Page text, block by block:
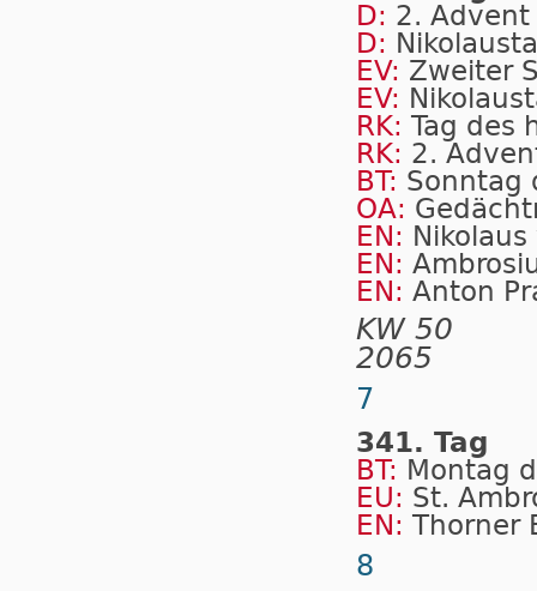
D: 2. Advent
D:
EV: Zweiter
EV:
RK: Tag des
RK: 2.
BT: Sonntag
OA:
EN:
EN:
EN: Anton
KW 50
2065
7
341. Tag
BT: Montag
EU: St.
EN: Thorner
8